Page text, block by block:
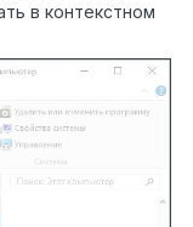
в контекстном